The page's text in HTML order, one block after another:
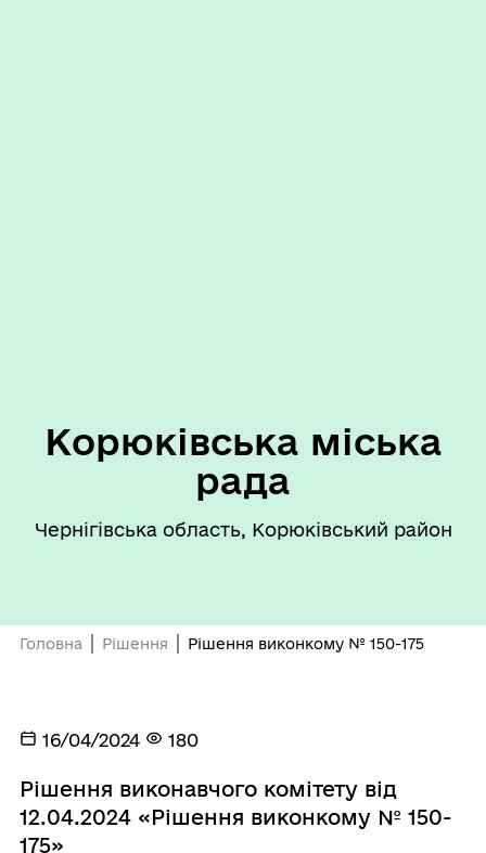
Корюківська міська
рада
Чернігівська область, Корюківський район
Головна Рішення Рішення виконкому № 150-175
16/04/2024 180
Рішення виконавчого комітету від
12.04.2024 «Рішення виконкому № 150-
175»